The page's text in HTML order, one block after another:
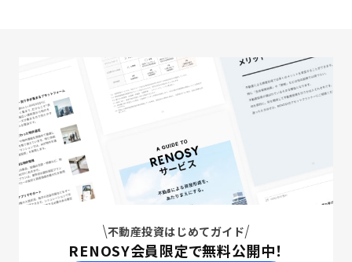
不動産投資はじめてガイド
RENOSY会員限定で無料公開中！